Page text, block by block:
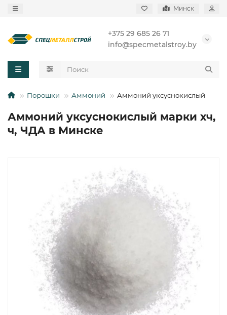
Минск
+375 29 685 26 71
info@specmetalstroy.by
Порошки Аммоний Аммоний уксуснокислый
Аммоний уксуснокислый марки хч,
ч, ЧДА в Минске